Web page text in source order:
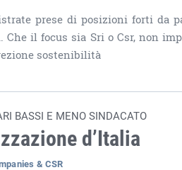
prese di posizioni forti da
il focus sia Sri o Csr, non
sostenibilità
BASSI E MENO SINDACATO
d’Italia
& CSR